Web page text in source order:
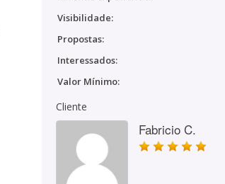
Visibilidade:
Propostas:
Interessados:
Valor Mínimo:
Cliente
Fabricio C.